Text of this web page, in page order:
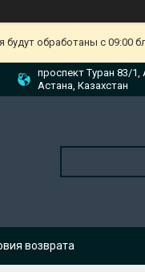
обработаны с 09:00
проспект Туран 83/1,
Астана, Казахстан
возврата